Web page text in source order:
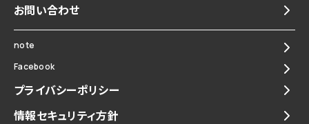
お問い合わせ
note
Facebook
プライバシーポリシー
情報セキュリティ方針